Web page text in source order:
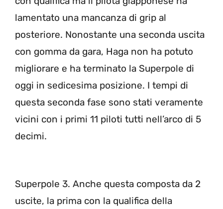
lamentato una mancanza di grip al
posteriore. Nonostante una seconda uscita
con gomma da gara, Haga non ha potuto
migliorare e ha terminato la Superpole di
oggi in sedicesima posizione. I tempi di
questa seconda fase sono stati veramente
vicini con i primi 11 piloti tutti nell’arco di 5
decimi.
Superpole 3. Anche questa composta da 2
uscite, la prima con la qualifica della